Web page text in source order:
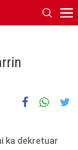
ka dekretuar